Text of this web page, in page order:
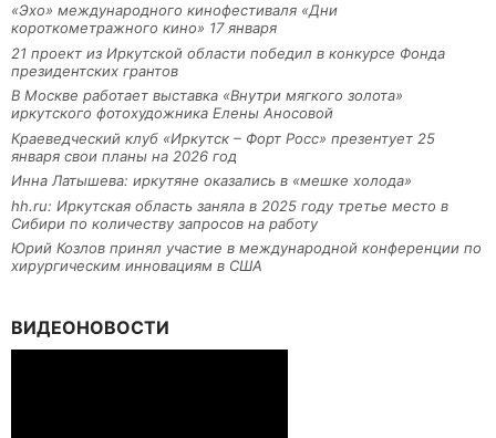
«Эхо» международного кинофестиваля «Дни
короткометражного кино» 17 января
21 проект из Иркутской области победил в конкурсе Фонда
президентских грантов
В Москве работает выставка «Внутри мягкого золота»
иркутского фотохудожника Елены Аносовой
Краеведческий клуб «Иркутск – Форт Росс» презентует 25
января свои планы на 2026 год
Инна Латышева: иркутяне оказались в «мешке холода»
hh.ru: Иркутская область заняла в 2025 году третье место в
Сибири по количеству запросов на работу
Юрий Козлов принял участие в международной конференции по
хирургическим инновациям в США
ВИДЕОНОВОСТИ